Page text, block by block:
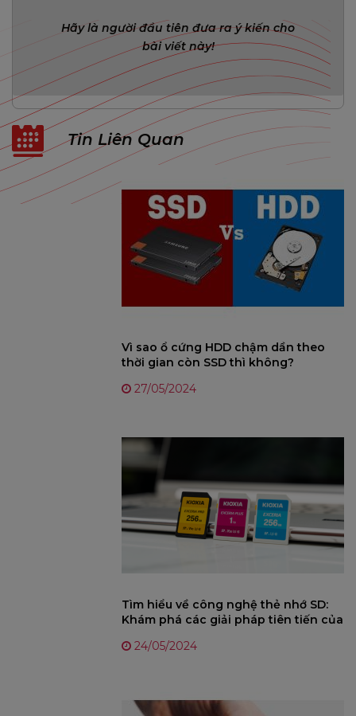
Hãy là người đầu tiên đưa ra ý kiến cho
bài viết này!
Tin Liên Quan
Vì sao ổ cứng HDD chậm dần theo
thời gian còn SSD thì không?
27/05/2024
Tìm hiểu về công nghệ thẻ nhớ SD:
Khám phá các giải pháp tiên tiến của
24/05/2024